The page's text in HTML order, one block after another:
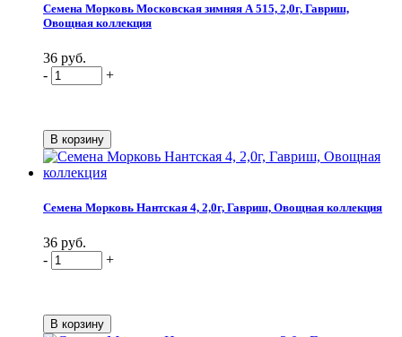
Семена Морковь Московская зимняя А 515, 2,0г, Гавриш,
Овощная коллекция
36 руб.
-
+
Семена Морковь Нантская 4, 2,0г, Гавриш, Овощная коллекция
36 руб.
-
+